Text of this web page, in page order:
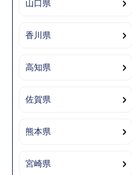
山口県
香川県
高知県
佐賀県
熊本県
宮崎県